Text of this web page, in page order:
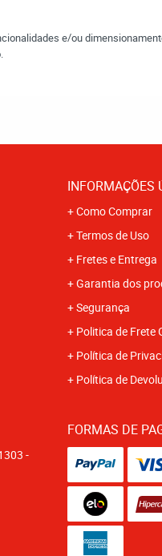
e/ou
INFORMAÇÕES
Como Comprar
Termos de Uso
Fretes e Entrega
Garantia dos
Segurança
Politica de Frete
Política de
Política de
-
FORMAS DE